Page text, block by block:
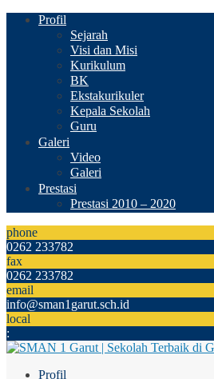
Profil
Sejarah
Visi dan Misi
Kurikulum
BK
Ekstakurikuler
Kepala Sekolah
Guru
Galeri
Video
Galeri
Prestasi
Prestasi 2010 – 2020
phone
0262 233782
fax
0262 233782
email
info@sman1garut.sch.id
local
:
Profil